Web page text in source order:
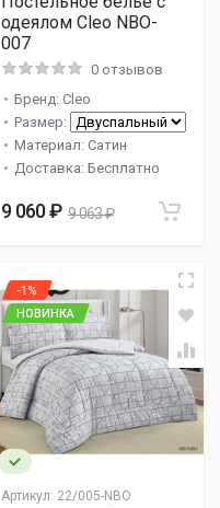
одеялом Cleo NBO-
007
0 отзывов
Бренд: Cleo
Размер:
Материал: Сатин
Доставка: Бесплатно
9 060 ₽ 9 063 ₽
Артикул: 22/005-NBO
-1%
НОВИНКА